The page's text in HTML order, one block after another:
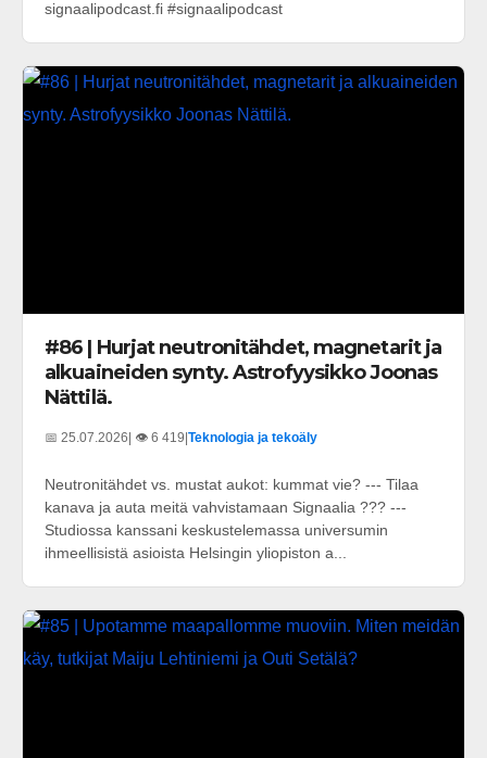
signaalipodcast.fi #signaalipodcast
#86 | Hurjat neutronitähdet, magnetarit ja
alkuaineiden synty. Astrofyysikko Joonas
Nättilä.
📅 25.07.2026 | 👁️ 6 419 Teknologia ja tekoäly
Neutronitähdet vs. mustat aukot: kummat vie? --- Tilaa
kanava ja auta meitä vahvistamaan Signaalia ??? ---
Studiossa kanssani keskustelemassa universumin
ihmeellisistä asioista Helsingin yliopiston a...